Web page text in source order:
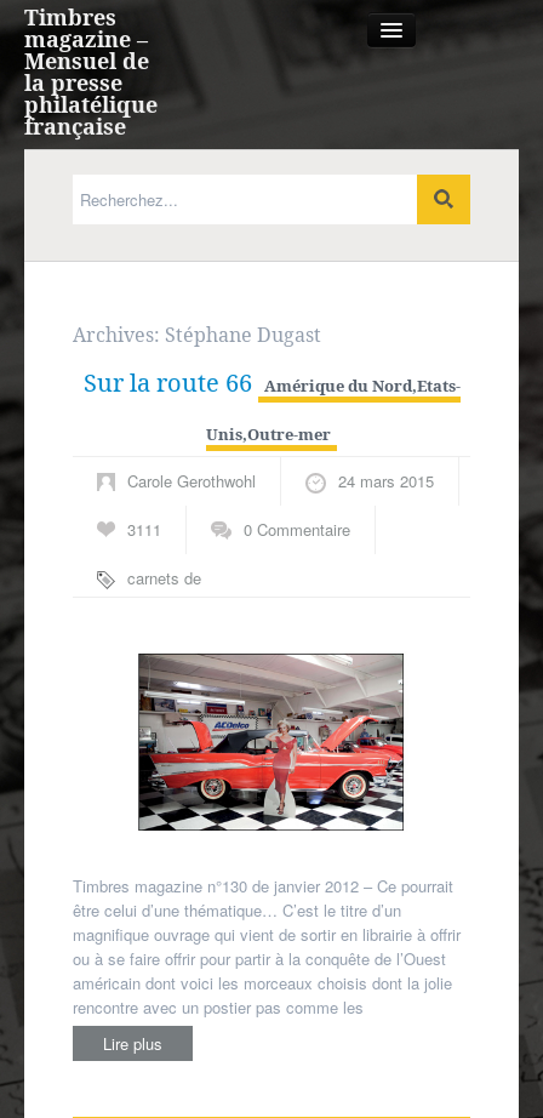
Timbres
magazine –
Mensuel de
la presse
philatélique
française
Expression française
Europe
Agenda
Archives: Stéphane Dugast
Sur la route 66 Amérique du Nord,Etats-
Unis,Outre-mer
Carole Gerothwohl 24 mars 2015
3111 0 Commentaire
carnets de
Route 66,
Stéphane Dugast
Timbres magazine n°130 de janvier 2012 – Ce pourrait
être celui d’une thématique… C’est le titre d’un
magnifique ouvrage qui vient de sortir en librairie à offrir
ou à se faire offrir pour partir à la conquête de l’Ouest
américain dont voici les morceaux choisis dont la jolie
rencontre avec un postier pas comme les
Lire plus